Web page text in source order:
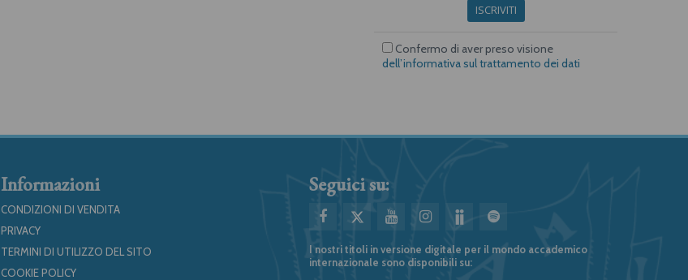
ISCRIVITI
Confermo di aver preso visione
dell’informativa sul trattamento dei dati
Informazioni
CONDIZIONI DI VENDITA
PRIVACY
TERMINI DI UTILIZZO DEL SITO
COOKIE POLICY
Seguici su:
I nostri titoli in versione digitale per il mondo accademico
internazionale sono disponibili su: